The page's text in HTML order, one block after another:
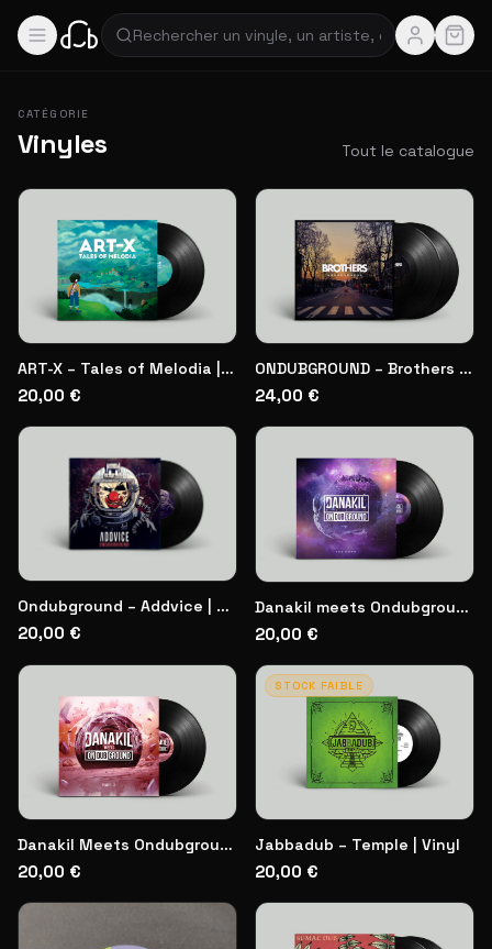
CATÉGORIE
Vinyles Tout le catalogue
ART-X – Tales of Melodia | Vinyl
20,00 €
ONDUBGROUND – Brothers | Double Vinyl
24,00 €
Ondubground – Addvice | Vinyl
20,00 €
Danakil meets Ondubground | Vinyl
20,00 €
Danakil Meets Ondubground – Part 2 | Vinyl
20,00 €
STOCK FAIBLE
Jabbadub – Temple | Vinyl
20,00 €